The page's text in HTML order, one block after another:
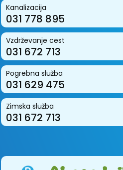
Kanalizacija
031 778 895
Vzdrževanje cest
031 672 713
Pogrebna služba
031 629 475
Zimska služba
031 672 713